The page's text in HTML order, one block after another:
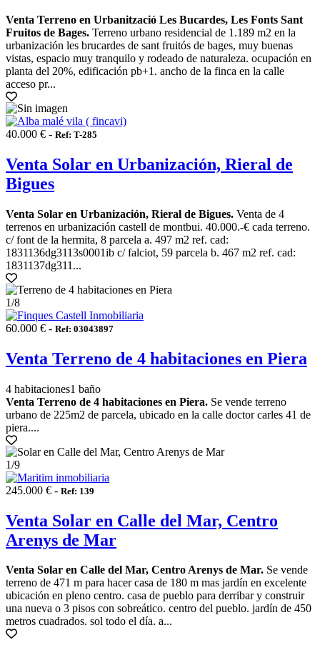
Venta Terreno en Urbanització Les Bucardes, Les Fonts Sant
Fruitos de Bages. Terreno urbano residencial de 1.189 m2 en la
urbanización les brucardes de sant fruitós de bages, muy buenas
vistas, espacio muy tranquilo y rodeado de naturaleza. ocupación en
planta del 20%, edificación pb+1. ancho de la finca en la calle
acceso pr...
40.000 € - Ref: T-285
Venta Solar en Urbanización, Rieral de
Bigues
Venta Solar en Urbanización, Rieral de Bigues. Venta de 4
terrenos en urbanización castell de montbui. 40.000.-€ cada terreno.
c/ font de la hermita, 8 parcela a. 497 m2 ref. cad:
1831136dg3113s0001ib c/ falciot, 59 parcela b. 467 m2 ref. cad:
1831137dg311...
1/8
60.000 € - Ref: 03043897
Venta Terreno de 4 habitaciones en Piera
4 habitaciones1 baño
Venta Terreno de 4 habitaciones en Piera. Se vende terreno
urbano de 225m2 de parcela, ubicado en la calle doctor carles 41 de
piera....
1/9
245.000 € - Ref: 139
Venta Solar en Calle del Mar, Centro
Arenys de Mar
Venta Solar en Calle del Mar, Centro Arenys de Mar. Se vende
terreno de 471 m para hacer casa de 180 m mas jardín en excelente
ubicación en pleno centro. casa de pueblo para derribar y construir
una nueva o 3 pisos con sobreático. centro del pueblo. jardín de 450
metros cuadrados. sol todo el día. a...